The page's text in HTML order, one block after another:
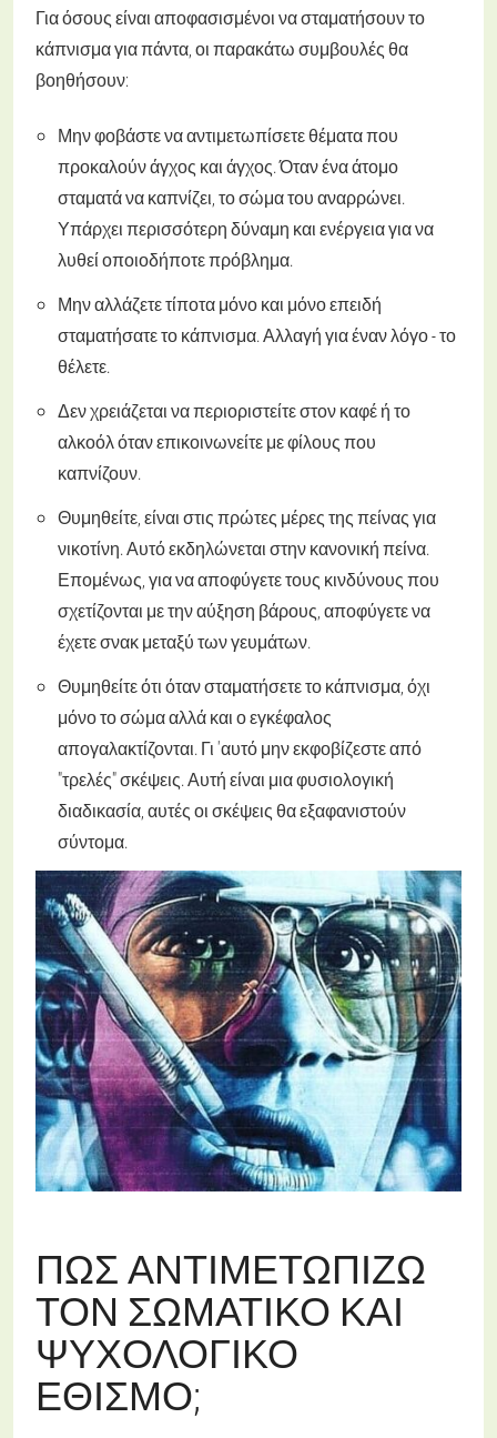
Για όσους είναι αποφασισμένοι να σταματήσουν το
κάπνισμα για πάντα, οι παρακάτω συμβουλές θα
βοηθήσουν:
Μην φοβάστε να αντιμετωπίσετε θέματα που
προκαλούν άγχος και άγχος. Όταν ένα άτομο
σταματά να καπνίζει, το σώμα του αναρρώνει.
Υπάρχει περισσότερη δύναμη και ενέργεια για να
λυθεί οποιοδήποτε πρόβλημα.
Μην αλλάζετε τίποτα μόνο και μόνο επειδή
σταματήσατε το κάπνισμα. Αλλαγή για έναν λόγο - το
θέλετε.
Δεν χρειάζεται να περιοριστείτε στον καφέ ή το
αλκοόλ όταν επικοινωνείτε με φίλους που
καπνίζουν.
Θυμηθείτε, είναι στις πρώτες μέρες της πείνας για
νικοτίνη. Αυτό εκδηλώνεται στην κανονική πείνα.
Επομένως, για να αποφύγετε τους κινδύνους που
σχετίζονται με την αύξηση βάρους, αποφύγετε να
έχετε σνακ μεταξύ των γευμάτων.
Θυμηθείτε ότι όταν σταματήσετε το κάπνισμα, όχι
μόνο το σώμα αλλά και ο εγκέφαλος
απογαλακτίζονται. Γι 'αυτό μην εκφοβίζεστε από
"τρελές" σκέψεις. Αυτή είναι μια φυσιολογική
διαδικασία, αυτές οι σκέψεις θα εξαφανιστούν
σύντομα.
ΠΏΣ ΑΝΤΙΜΕΤΩΠΊΖΩ
ΤΟΝ ΣΩΜΑΤΙΚΌ ΚΑΙ
ΨΥΧΟΛΟΓΙΚΌ
ΕΘΙΣΜΌ;